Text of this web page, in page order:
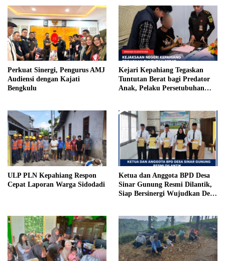
Perkuat Sinergi, Pengurus AMJ
Audiensi dengan Kajati
Bengkulu
Kejari Kepahiang Tegaskan
Tuntutan Berat bagi Predator
Anak, Pelaku Persetubuhan
Penjara
ULP PLN Kepahiang Respon
Cepat Laporan Warga Sidodadi
Ketua dan Anggota BPD Desa
Sinar Gunung Resmi Dilantik,
Siap Bersinergi Wujudkan Desa